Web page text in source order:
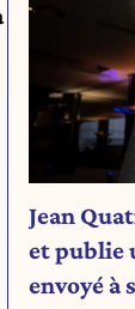
Jean
et publie
envoyé à